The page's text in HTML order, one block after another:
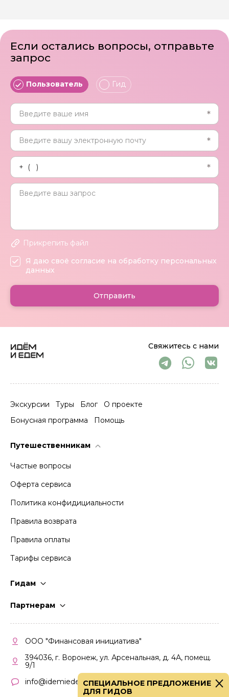
Свяжитесь с нами
Экскурсии Туры Блог
О проекте
Бонусная программа
Помощь
Путешественникам
Частые вопросы
Оферта сервиса
Политика конфидициальности
Правила возврата
Правила оплаты
Тарифы сервиса
Гидам
Партнерам
Кабинет партнера
Правила участия
ООО "Финансовая инициатива"
394036, г. Воронеж, ул. Арсенальная, д. 4А, помещ.
9/1
info@idemiedem.ru
Если остались вопросы, отправьте
запрос
Пользователь Гид
Прикрепить файл
Я даю своё согласие на обработку персональных
данных
Отправить
СПЕЦИАЛЬНОЕ ПРЕДЛОЖЕНИЕ
ДЛЯ ГИДОВ